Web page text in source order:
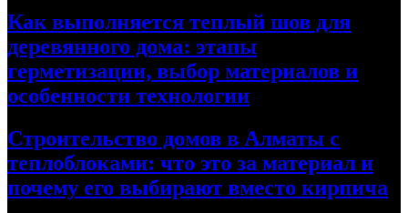
Как выполняется теплый шов для
деревянного дома: этапы
герметизации, выбор материалов и
особенности технологии
Строительство домов в Алматы с
теплоблоками: что это за материал и
почему его выбирают вместо кирпича